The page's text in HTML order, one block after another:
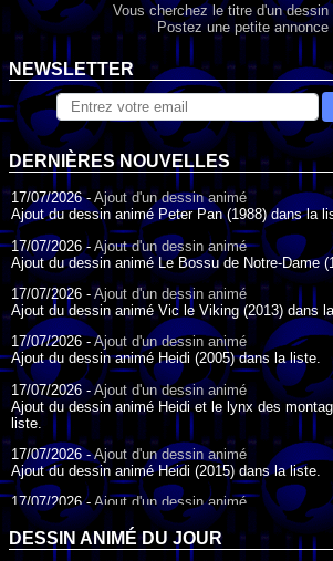
Vous cherchez le titre d'un dessin
Postez une petite annonce
NEWSLETTER
DERNIÈRES NOUVELLES
17/07/2026 - Ajout d'un dessin animé
Ajout du dessin animé Peter Pan (1988) dans la
17/07/2026 - Ajout d'un dessin animé
Ajout du dessin animé Le Bossu de Notre-Dame
17/07/2026 - Ajout d'un dessin animé
Ajout du dessin animé Vic le Viking (2013) dans
17/07/2026 -Ajout d'un dessin animé
Ajout du dessin animé Heidi (2005) dans la liste.
17/07/2026 -Ajout d'un dessin animé
Ajout du dessin animé Heidi et le lynx des
liste.
17/07/2026 -Ajout d'un dessin animé
Ajout du dessin animé Heidi (2015) dans la liste.
17/07/2026 - Ajout d'un dessin animé
Ajout du dessin animé Heidi (1995) dans la liste.
09/07/2026 -Ajout d'un dessin animé
DESSIN ANIMÉ DU JOUR